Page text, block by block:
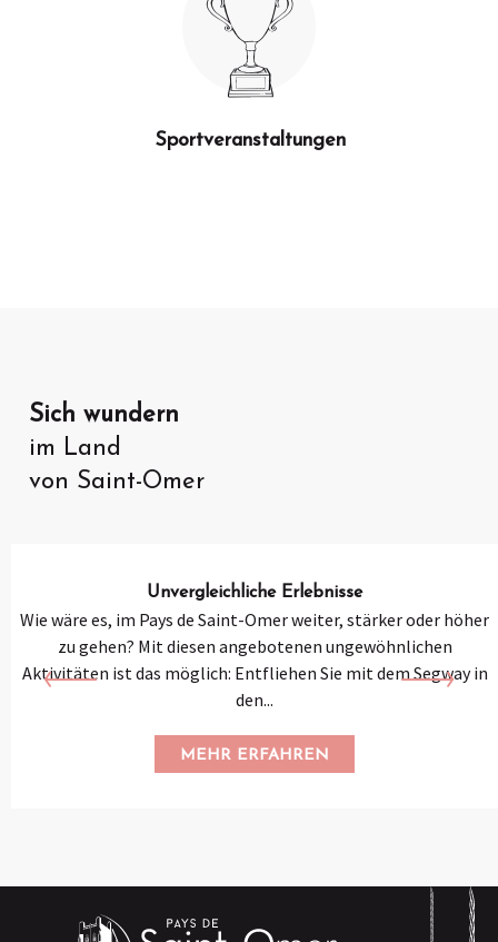
Sportveranstaltungen
Sich wundern
im Land
von Saint-Omer
Unvergleichliche Erlebnisse
Wie wäre es, im Pays de Saint-Omer weiter, stärker oder höher
zu gehen? Mit diesen angebotenen ungewöhnlichen
Aktivitäten ist das möglich: Entfliehen Sie mit dem Segway in
den...
MEHR ERFAHREN